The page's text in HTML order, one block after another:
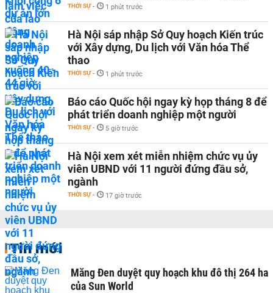
THỜI SỰ - 1 phút trước
Hà Nội sáp nhập Sở Quy hoạch Kiến trúc
với Xây dựng, Du lịch với Văn hóa Thể
thao
THỜI SỰ - 1 phút trước
Báo cáo Quốc hội ngay kỳ họp tháng 8 để
phát triển doanh nghiệp một người
THỜI SỰ - 5 giờ trước
Hà Nội xem xét miễn nhiệm chức vụ ủy
viên UBND với 11 người đứng đầu sở,
ngành
THỜI SỰ - 17 giờ trước
Tin mới
Măng Đen duyệt quy hoạch khu đô thị 264 ha
của Sun World